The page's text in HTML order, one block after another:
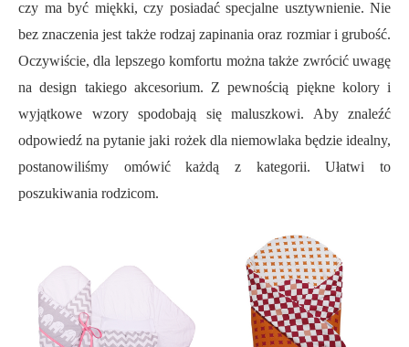
czy ma być miękki, czy posiadać specjalne usztywnienie. Nie
bez znaczenia jest także rodzaj zapinania oraz rozmiar i grubość.
Oczywiście, dla lepszego komfortu można także zwrócić uwagę
na design takiego akcesorium. Z pewnością piękne kolory i
wyjątkowe wzory spodobają się maluszkowi. Aby znaleźć
odpowiedź na pytanie jaki rożek dla niemowlaka będzie idealny,
postanowiliśmy omówić każdą z kategorii. Ułatwi to
poszukiwania rodzicom.